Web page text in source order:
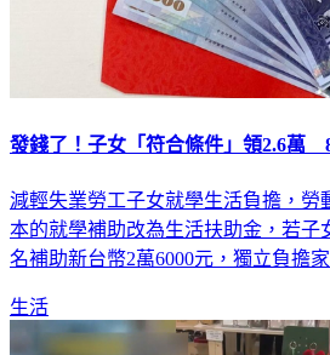
發錢了！子女「符合條件」領2.6萬
減輕失業勞工子女就學生活負擔，勞
本的就學補助改為生活扶助金，若子
名補助新台幣2萬6000元，獨立負擔
生活